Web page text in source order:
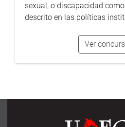
sexual, o discapacidad
descrito en las políticas
Ver